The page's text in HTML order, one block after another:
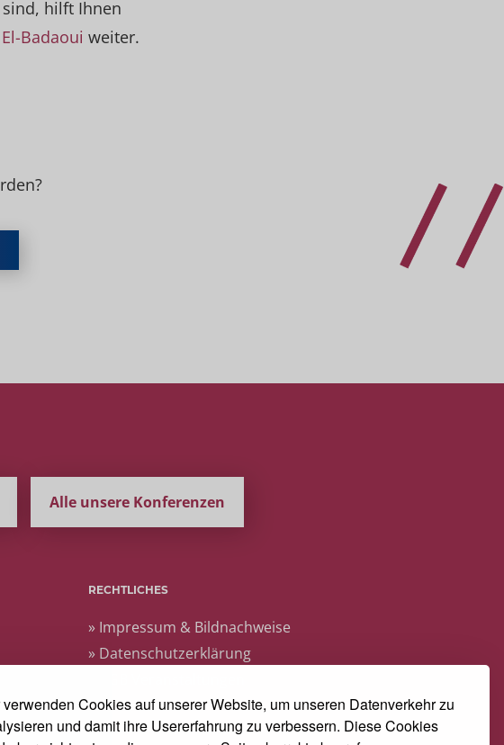
Cookies auf unserer Website, um unseren Datenverkehr zu
und damit ihre Usererfahrung zu verbessern. Diese Cookies
hilft Ihnen
Badaoui weiter.
Alle unsere Konferenzen
RECHTLICHES
» Impressum & Bildnachweise
» Datenschutzerklärung